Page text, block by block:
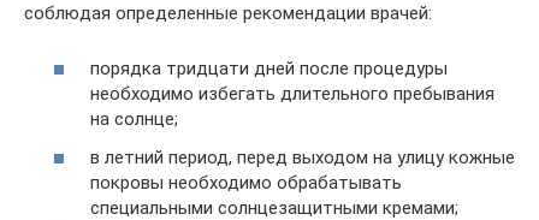
соблюдая определенные рекомендации врачей:
порядка тридцати дней после процедуры
необходимо избегать длительного пребывания
на солнце;
в летний период, перед выходом на улицу кожные
покровы необходимо обрабатывать
специальными солнцезащитными кремами;